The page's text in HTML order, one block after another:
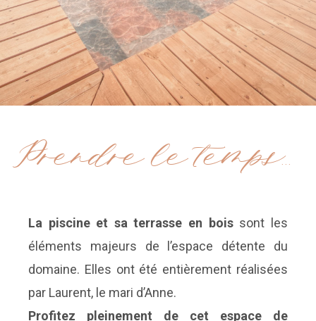
Prendre le temps...
La piscine et sa terrasse en boissont les
éléments majeurs de l’espace détente du
domaine. Elles ont été entièrement réalisées
par Laurent, le mari d’Anne.
Profitez pleinement de cet espace de